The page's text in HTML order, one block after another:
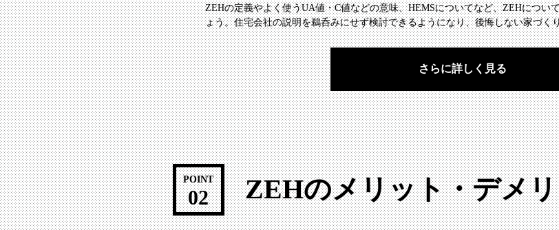
ZEHの定義やよく使うUA値・C値などの意味、HEMSについてなど、ZEHについ
ょう。住宅会社の説明を鵜呑みにせず検討できるようになり、後悔しない家づく
さらに詳しく見る
POINT
02 ZEHのメリット・デメ